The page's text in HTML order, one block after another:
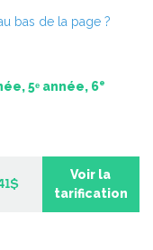
français de la fin du
– 2
bas de la page ?
5ᵉ année, 6e
Voir la
tarification